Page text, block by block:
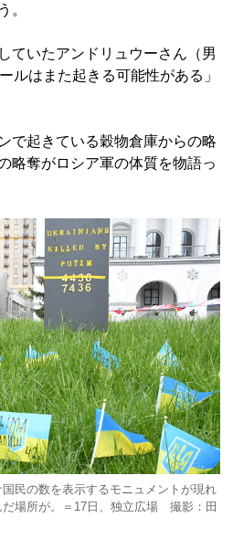
。
ていたアンドリュウーさん（男
ルはまた起きる可能性がある」
で起きている穀物倉庫からの略
略奪がロシア軍の体質を物語っ
民の数を表示するモニュメントが現れ
場所が。＝17日、独立広場 撮影：田